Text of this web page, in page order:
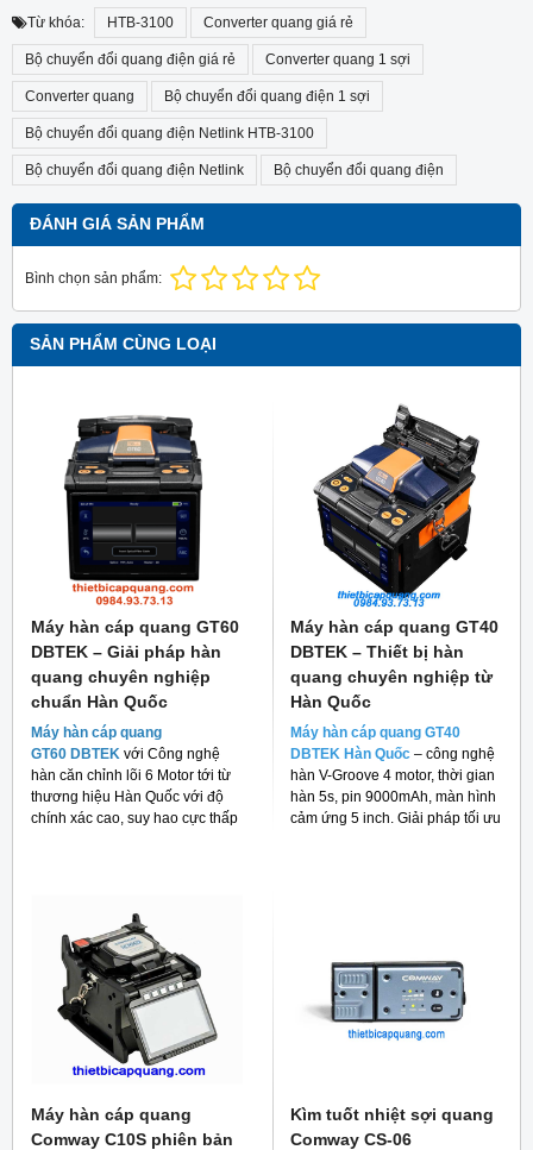
Từ khóa: HTB-3100 Converter quang giá rẻ
Bộ chuyển đổi quang điện giá rẻ Converter quang 1 sợi
Converter quang Bộ chuyển đổi quang điện 1 sợi
Bộ chuyển đổi quang điện Netlink HTB-3100
Bộ chuyển đổi quang điện Netlink Bộ chuyển đổi quang điện
ĐÁNH GIÁ SẢN PHẨM
Bình chọn sản phẩm:
SẢN PHẨM CÙNG LOẠI
Máy hàn cáp quang GT60
DBTEK – Giải pháp hàn
quang chuyên nghiệp
chuẩn Hàn Quốc
Máy hàn cáp quang
GT60 DBTEK với Công nghệ
hàn căn chỉnh lõi 6 Motor tới từ
thương hiệu Hàn Quốc với độ
chính xác cao, suy hao cực thấp
Máy hàn cáp quang GT40
DBTEK – Thiết bị hàn
quang chuyên nghiệp từ
Hàn Quốc
Máy hàn cáp quang GT40
DBTEK Hàn Quốc – công nghệ
hàn V-Groove 4 motor, thời gian
hàn 5s, pin 9000mAh, màn hình
cảm ứng 5 inch. Giải pháp tối ưu
Máy hàn cáp quang
Comway C10S phiên bản
Kìm tuốt nhiệt sợi quang
Comway CS-06